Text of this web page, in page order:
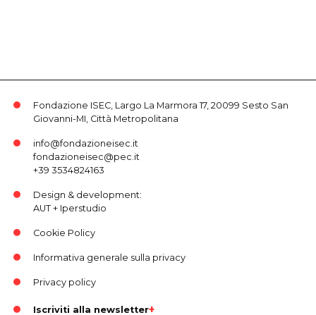
Fondazione ISEC, Largo La Marmora 17, 20099 Sesto San
Giovanni-MI, Città Metropolitana
info@fondazioneisec.it
fondazioneisec@pec.it
+39 3534824163
Design & development:
AUT+ Iperstudio
Cookie Policy
Informativa generale sulla privacy
Privacy policy
Iscriviti alla newsletter